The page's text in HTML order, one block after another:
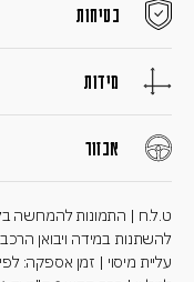
בטיחות
מידות
אבזור
ט.ל.ח | התמונות להמחשה
להשתנות במידה ויבואן
עליית מיסוי | זמן אספקה: